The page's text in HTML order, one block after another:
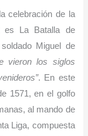
celebración de la
es La Batalla de
Miguel de
vieron los siglos
. En este
1571, en el golfo
al mando de
Liga, compuesta